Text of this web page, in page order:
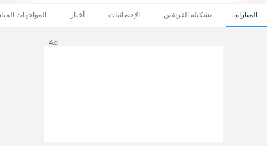
المباراة تشكيلة الفريقين الإحصائيات أخبار المواجهات
Ad